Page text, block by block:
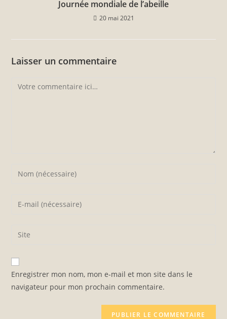
Journée mondiale de l’abeille
20 mai 2021
Laisser un commentaire
Comment
Enter
Enter
address
comment
Enter
website
URL
(optional)
Enregistrer mon nom, mon e-mail et mon site dans le
navigateur pour mon prochain commentaire.